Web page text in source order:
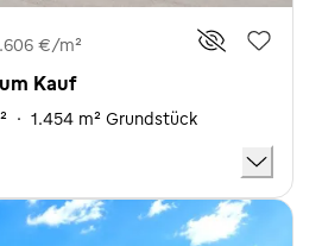
€/m²
Kauf
· 1.454 m² Grundstück